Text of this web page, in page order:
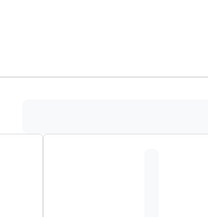
het droogste haar en is